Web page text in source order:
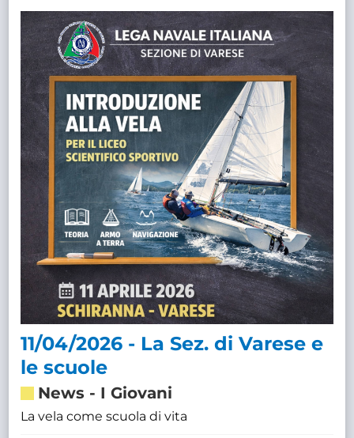
11/04/2026 - La Sez. di Varese e
le scuole
News - I Giovani
La vela come scuola di vita